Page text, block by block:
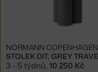
NORMANN COPENHAGEN
3 - 5 týdnů, 10 250 Kč